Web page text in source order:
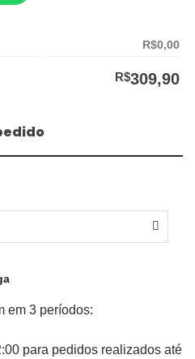
R$0,00
R$309,90
em 3 períodos:
para pedidos realizados até